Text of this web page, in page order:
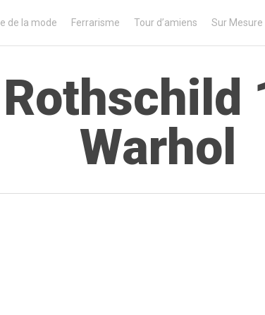
de la mode Ferrarisme Tour d’amiens Sur Mesure
Warhol